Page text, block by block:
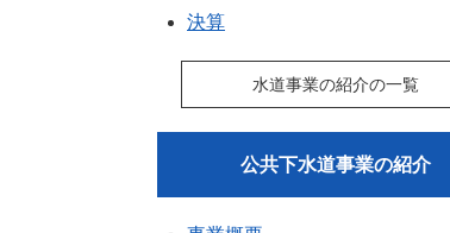
決算
水道事業の紹介の一覧
公共下水道事業の紹介